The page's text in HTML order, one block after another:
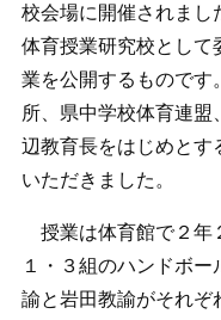
校会場に開催されまし
体育授業研究校として
業を公開するものです
所、県中学校体育連
辺教育長をはじめとす
いただき
授業は体育館で２年
１・３組のハンドボ
諭と岩田教諭がそれぞ